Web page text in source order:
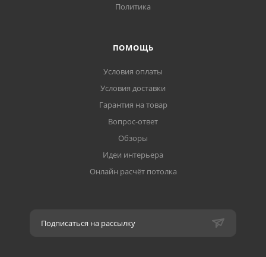
Политика
ПОМОЩЬ
Условия оплаты
Условия доставки
Гарантия на товар
Вопрос-ответ
Обзоры
Идеи интерьера
Онлайн расчёт потолка
Подписаться на рассылку